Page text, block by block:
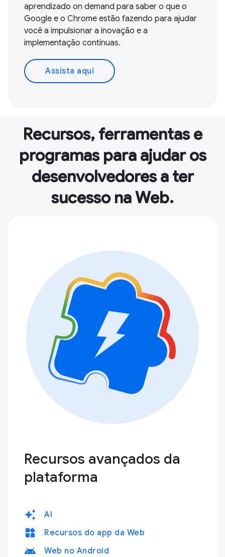
aprendizado on demand para saber o que o
Google e o Chrome estão fazendo para ajudar
você a impulsionar a inovação e a
implementação contínuas.
Assista aqui
Recursos, ferramentas e
programas para ajudar os
desenvolvedores a ter
sucesso na Web.
Recursos avançados da
plataforma
auto_awesome AI
widgets Recursos do app da Web
android Web no Android